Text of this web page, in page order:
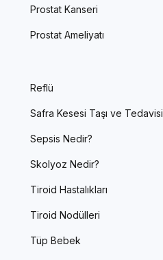
Prostat Kanseri
Prostat Ameliyatı
Reflü
Safra Kesesi Taşı ve Tedavisi
Sepsis Nedir?
Skolyoz Nedir?
Tiroid Hastalıkları
Tiroid Nodülleri
Tüp Bebek